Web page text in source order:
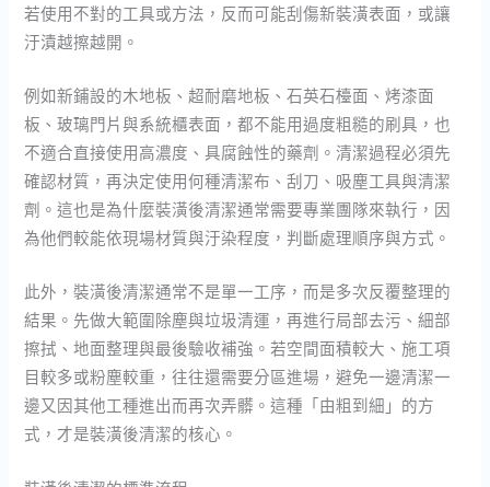
若使用不對的工具或方法，反而可能刮傷新裝潢表面，或讓
汙漬越擦越開。
例如新鋪設的木地板、超耐磨地板、石英石檯面、烤漆面
板、玻璃門片與系統櫃表面，都不能用過度粗糙的刷具，也
不適合直接使用高濃度、具腐蝕性的藥劑。清潔過程必須先
確認材質，再決定使用何種清潔布、刮刀、吸塵工具與清潔
劑。這也是為什麼裝潢後清潔通常需要專業團隊來執行，因
為他們較能依現場材質與汙染程度，判斷處理順序與方式。
此外，裝潢後清潔通常不是單一工序，而是多次反覆整理的
結果。先做大範圍除塵與垃圾清運，再進行局部去污、細部
擦拭、地面整理與最後驗收補強。若空間面積較大、施工項
目較多或粉塵較重，往往還需要分區進場，避免一邊清潔一
邊又因其他工種進出而再次弄髒。這種「由粗到細」的方
式，才是裝潢後清潔的核心。